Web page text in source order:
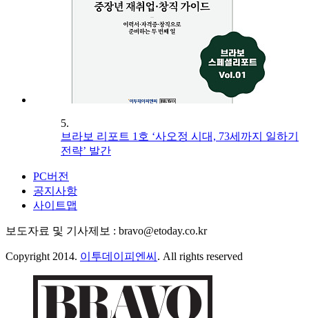
5.
브라보 리포트 1호 ‘사오정 시대, 73세까지 일하기
전략’ 발간
PC버전
공지사항
사이트맵
보도자료 및 기사제보 : bravo@etoday.co.kr
Copyright 2014. 이투데이피엔씨 . All rights reserved